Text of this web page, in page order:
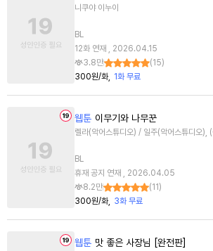
니쿠야 이누이
BL
12화 연재 , 2026.04.15
3.8만
(15)
300원/화
1화 무료
웹툰 이무기와 나무꾼
렐라(악어스튜디오) / 일주(악어스튜디오),
BL
휴재 공지 연재 , 2026.04.05
8.2만
(11 )
300원/화
3화 무료
웹툰 맛 좋은 사장님 [완전판]